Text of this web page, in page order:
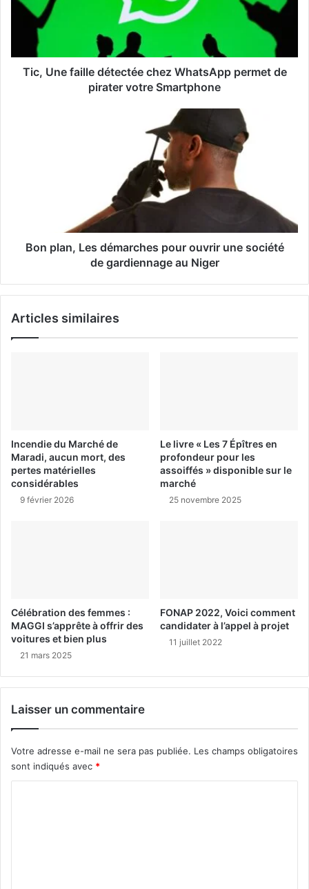
Tic, Une faille détectée chez WhatsApp permet de
pirater votre Smartphone
Bon plan, Les démarches pour ouvrir une société
de gardiennage au Niger
Articles similaires
Incendie du Marché de
Maradi, aucun mort, des
pertes matérielles
considérables
9 février 2026
Le livre « Les 7 Épîtres en
profondeur pour les
assoiffés » disponible sur le
marché
25 novembre 2025
Célébration des femmes :
MAGGI s’apprête à offrir des
voitures et bien plus
21 mars 2025
FONAP 2022, Voici comment
candidater à l’appel à projet
11 juillet 2022
Laisser un commentaire
Votre adresse e-mail ne sera pas publiée. Les champs obligatoires
sont indiqués avec *